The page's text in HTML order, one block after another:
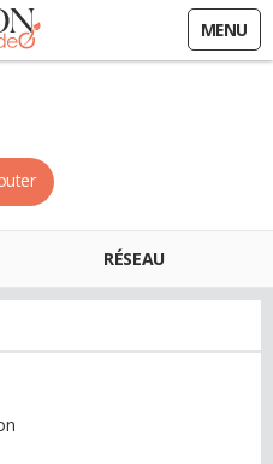
MENU
RÉSEAU